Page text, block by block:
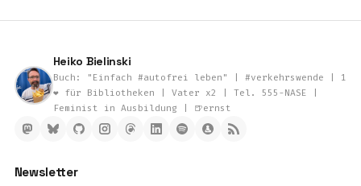
Heiko Bielinski
Buch: "Einfach #autofrei leben" | #verkehrswende | 1
❤️ für Bibliotheken | Vater x2 | Tel. 555-NASE |
Feminist in Ausbildung | 🍺ernst
Newsletter